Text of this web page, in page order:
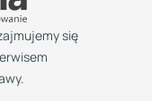
się